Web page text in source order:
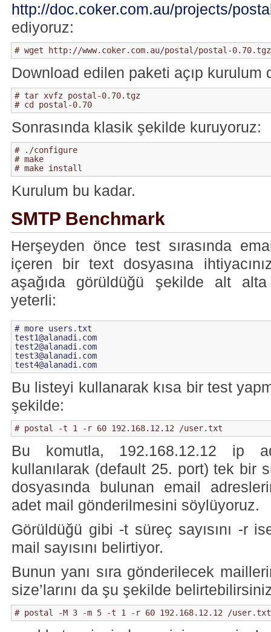
http://doc.coker.com.au/projects/
ediyoruz:
# wget http://www.coker.com.au/postal/postal-0.70.tgz
Download edilen paketi açıp kurulum
# tar xvfz postal-0.70.tgz
# cd postal-0.70
Sonrasında klasik şekilde kuruyoruz:
# ./configure
# make
# make install
Kurulum bu kadar.
SMTP Benchmark
Herşeyden önce test sırasında
içeren bir text dosyasına
aşağıda görüldüğü şekilde alt
yeterli:
test1@alanadi.com
test2@alanadi.com
test3@alanadi.com
test4@alanadi.com
Bu listeyi kullanarak kısa bir test
şekilde:
# postal -t 1 -r 60 192.168.12.12 /user.txt
Bu komutla, 192.168.12.12 ip
kullanılarak (default 25. port) tek bir
dosyasında bulunan email
adet mail gönderilmesini söylüyoruz.
Görüldüğü gibi -t süreç sayısını -r
mail sayısını belirtiyor.
Bunun yanı sıra gönderilecek
size’larını da şu şekilde
# postal -M 3 -m 5 -t 1 -r 60 192.168.12.12 /user.txt